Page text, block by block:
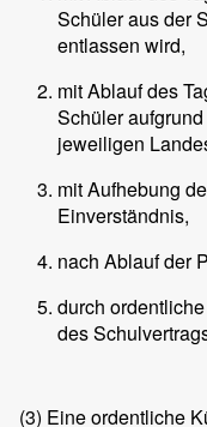
Schüler aus der
entlassen wird,
mit Ablauf des
Schüler
jeweiligen
mit Aufhebung
Einverständnis,
nach Ablauf der
durch
des
(3) Eine ordentliche